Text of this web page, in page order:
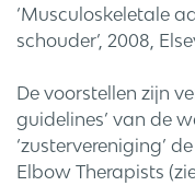
‘Musculoskeletale
schouder’, 2008,
De voorstellen zijn
guidelines’ van de
‘zustervereniging’
Elbow Therapists